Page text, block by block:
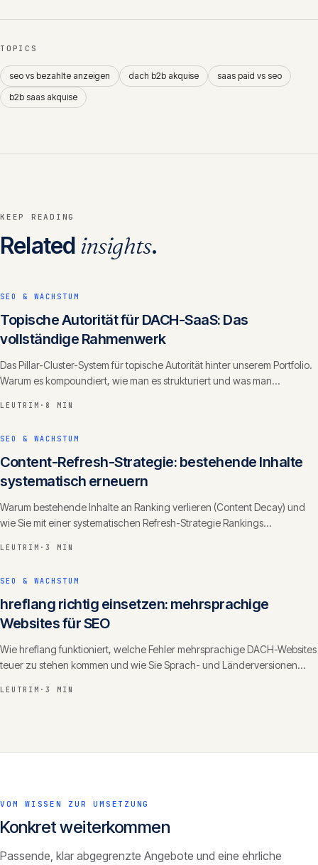
TOPICS
seo vs bezahlte anzeigen dach b2b akquise
saas paid vs seo
b2b saas akquise
KEEP READING
Related insights.
SEO & WACHSTUM
Topische Autorität für DACH-SaaS: Das
vollständige Rahmenwerk
Das Pillar-Cluster-System für topische Autorität hinter unserem Portfolio.
Warum es kompoundiert, wie man es strukturiert und was man
LEUTRIM · 8 MIN
SEO & WACHSTUM
Content-Refresh-Strategie: bestehende Inhalte
systematisch erneuern
Warum bestehende Inhalte an Ranking verlieren (Content Decay) und
wie Sie mit einer systematischen Refresh-Strategie Rankings
LEUTRIM · 3 MIN
SEO & WACHSTUM
hreflang richtig einsetzen: mehrsprachige
Websites für SEO
Wie hreflang funktioniert, welche Fehler mehrsprachige DACH-Websites
teuer zu stehen kommen und wie Sie Sprach- und Länderversionen
LEUTRIM · 3 MIN
VOM WISSEN ZUR UMSETZUNG
Konkret weiterkommen
Passende, klar abgegrenzte Angebote und eine ehrliche